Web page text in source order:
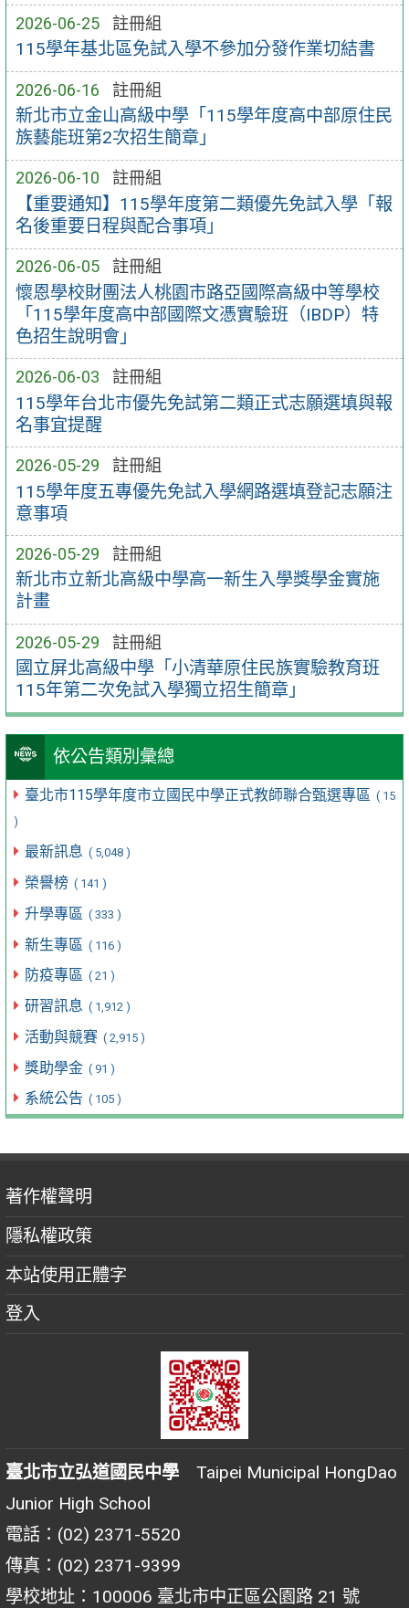
2026-06-25 註冊組
115學年基北區免試入學不參加分發作業切結書
2026-06-16 註冊組
新北市立金山高級中學「115學年度高中部原住民
族藝能班第2次招生簡章」
2026-06-10 註冊組
【重要通知】115學年度​第二類優先免試入學「報​
名後重要日程與配合事項」
2026-06-05 註冊組
懷恩學校財團法人桃園市路亞國際高級中等學校
「115學年度高中部國際文憑實驗班（IBDP）特
色招生說明會」
2026-06-03 註冊組
115學年台北市優先免試第二類正式志願選填與報
名事宜提醒
2026-05-29 註冊組
115學年度五專優先免試入學網路選填登記志願注
意事項
2026-05-29 註冊組
新北市立新北高級中學高一新生入學獎學金實施
計畫
2026-05-29 註冊組
國立屏北高級中學「小清華原住民族實驗教育班
115年第二次免試入學獨立招生簡章」
依公告類別彙總
臺北市115學年度市立國民中學正式教師聯合甄選專區 ( 15
)
最新訊息 ( 5,048 )
榮譽榜 ( 141 )
升學專區 ( 333 )
新生專區 ( 116 )
防疫專區 ( 21 )
研習訊息 ( 1,912 )
活動與競賽 ( 2,915 )
獎助學金 ( 91 )
系統公告 ( 105 )
著作權聲明
隱私權政策
本站使用正體字
登入
臺北市立弘道國民中學 Taipei Municipal HongDao
Junior High School
電話：(02) 2371-5520
傳真：(02) 2371-9399
學校地址：100006 臺北市中正區公園路 21 號